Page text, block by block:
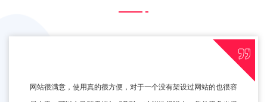
网站很满意，使用真的很方便，对于一个没有架设过网站的也很容